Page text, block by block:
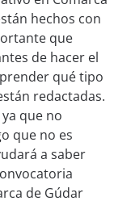
hechos con
que
de hacer el
qué tipo
redactadas.
que no
que no es
a saber
de Gúdar